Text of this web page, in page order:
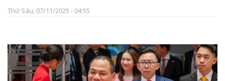
Thứ Sáu, 07/11/2025 - 04:55